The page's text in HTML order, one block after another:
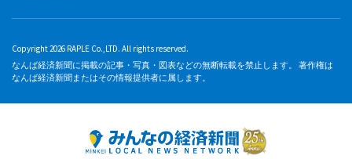
Copyright 2026 RAPLE Co.,LTD. All rights reserved.
なんば経済新聞に掲載の記事・写真・図表などの無断転載を禁止します。 著作権は
なんば経済新聞またはその情報提供者に属します。